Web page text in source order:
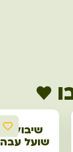
♥
שיבולת
שועל עבה